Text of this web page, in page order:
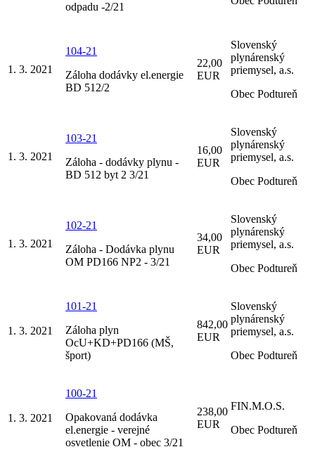
odpadu -2/21
1. 3. 2021
104-21
Záloha dodávky el.energie
BD 512/2
22,00
EUR
Slovenský
plynárenský
priemysel, a.s.
Obec Podtureň
1. 3. 2021
103-21
Záloha - dodávky plynu -
BD 512 byt 2 3/21
16,00
EUR
Slovenský
plynárenský
priemysel, a.s.
Obec Podtureň
1. 3. 2021
102-21
Záloha - Dodávka plynu
OM PD166 NP2 - 3/21
34,00
EUR
Slovenský
plynárenský
priemysel, a.s.
Obec Podtureň
1. 3. 2021
101-21
Záloha plyn
OcU+KD+PD166 (MŠ,
šport)
842,00
EUR
Slovenský
plynárenský
priemysel, a.s.
Obec Podtureň
1. 3. 2021
100-21
Opakovaná dodávka
el.energie - verejné
osvetlenie OM - obec 3/21
238,00
EUR
FIN.M.O.S.
Obec Podtureň